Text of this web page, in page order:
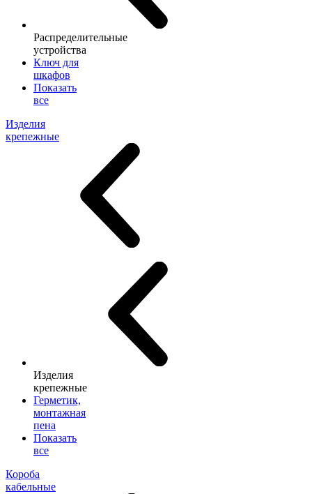
Распределительные
устройства
Ключ для
шкафов
Показать
все
Изделия
крепежные
Изделия
крепежные
Герметик,
монтажная
пена
Показать
все
Короба
кабельные